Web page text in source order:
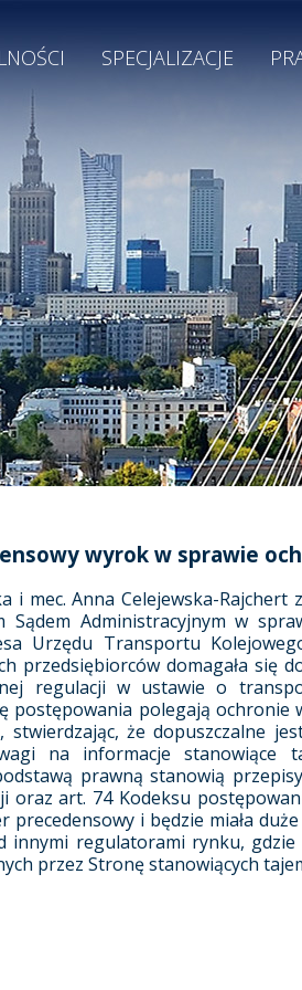
SPECJALIZACJE
wyrok w sprawie
i mec. Anna Celejewska-
Sądem Administracyjnym w
Urzędu Transportu
przedsiębiorców domagała się
regulacji w ustawie o
postępowania polegają ochronie
stwierdzając, że dopuszczalne
na informacje stanowiące
prawną stanowią
oraz art. 74 Kodeksu
i będzie miała
regulatorami rynku,
przez Stronę stanowiących